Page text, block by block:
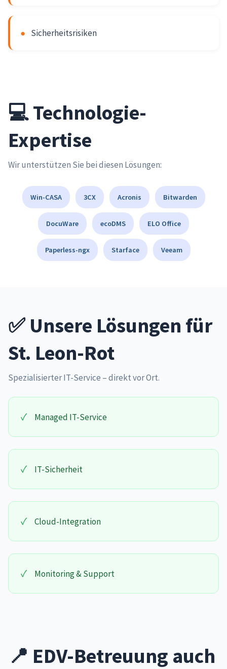
● Sicherheitsrisiken
💻 Technologie-
Expertise
Wir unterstützen Sie bei diesen Lösungen:
Win-CASA 3CX Acronis Bitwarden
DocuWare ecoDMS ELO Office
Paperless-ngx Starface Veeam
✅ Unsere Lösungen für
St. Leon-Rot
Spezialisierter IT-Service – direkt vor Ort.
✓ Managed IT-Service
✓ IT-Sicherheit
✓ Cloud-Integration
✓ Monitoring & Support
📍 EDV-Betreuung auch